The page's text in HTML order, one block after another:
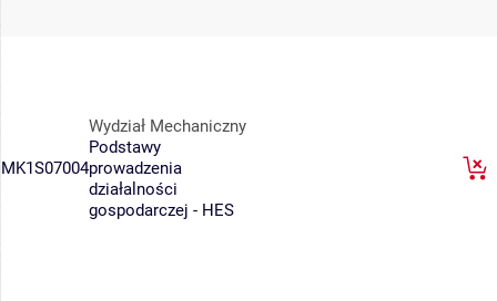
MK1S07004
Wydział Mechaniczny
Podstawy
prowadzenia
działalności
gospodarczej - HES